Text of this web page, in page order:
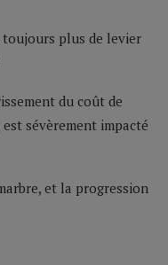
plus de levier
du coût de
sévèrement impacté
et la progression